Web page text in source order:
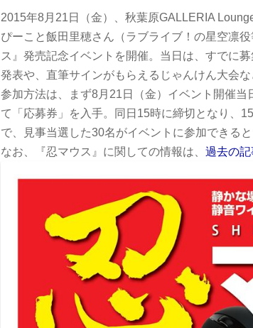
2015年8月21日（金）、秋葉原GALLERIA
ぴーこと飯田里穂さん（ラブライブ！の星空凛
ス』発売記念イベントを開催。当日は、すでに
発表や、直筆サインがもらえるじゃんけん大会な
参加方法は、まず8月21日（金）イベント開催
て「応募券」を入手。同日15時に締切となり、
で、見事当選した30名がイベントに参加できる
なお、『忍マウス』に関しての情報は、 過去の記